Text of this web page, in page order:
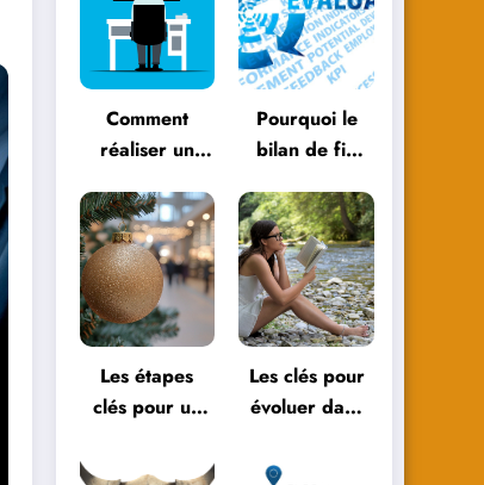
méthodologies
éducatives
éducatif
Comment
réaliser un
d’année
efficace ?
Pourquoi le
bilan de fin
essentiel pour
votre
entreprise ?
Les étapes
clés pour un
d’année réussi
Les clés pour
évoluer dans
moderne